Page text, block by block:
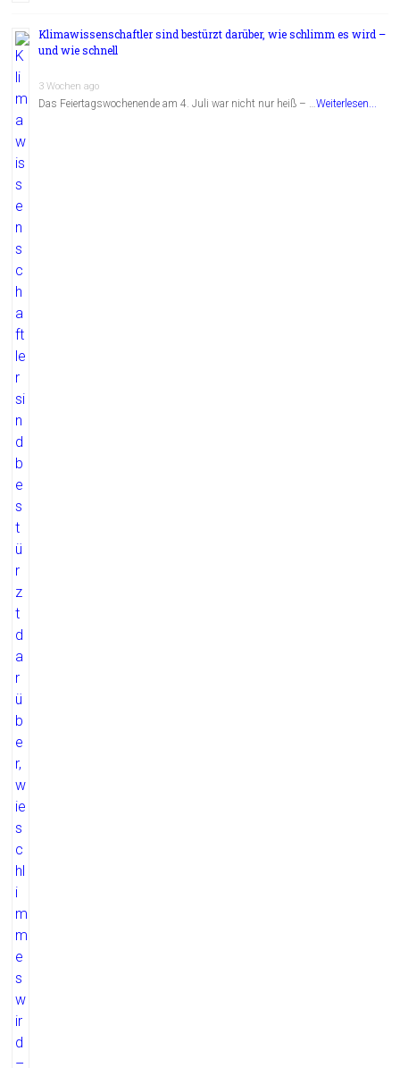
Klimawissenschaftler sind bestürzt darüber, wie schlimm es wird –
und wie schnell
3 Wochen ago
Das Feiertagswochenende am 4. Juli war nicht nur heiß – …Weiterlesen...